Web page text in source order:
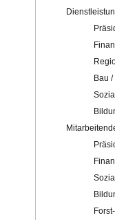
Bau